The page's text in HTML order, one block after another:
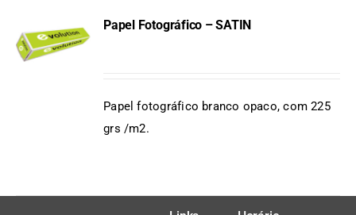
Papel Fotográfico – SATIN
Papel fotográfico branco opaco, com 225
grs /m2.